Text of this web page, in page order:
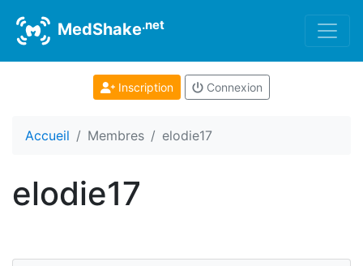
MedShake.net
Inscription Connexion
Accueil Membres elodie17
elodie17